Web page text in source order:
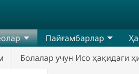
Болалар учун Исо ҳақидаги
Пайғамбарлар